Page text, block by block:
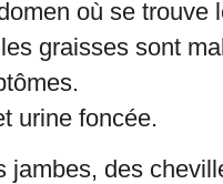
où se trouve
graisses sont
urine foncée.
jambes, des